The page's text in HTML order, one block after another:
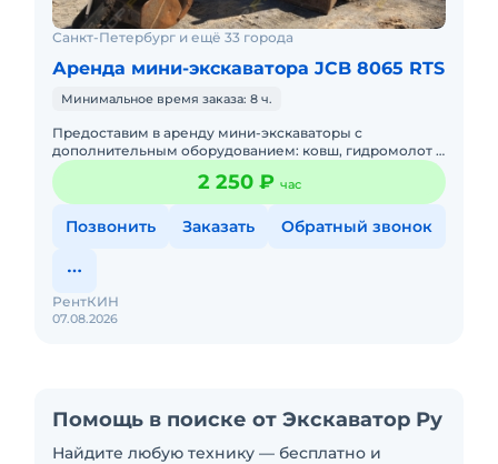
Санкт-Петербург и ещё 33 города
Аренда мини-экскаватора JCB 8065 RTS
Минимальное время заказа: 8 ч.
Предоставим в аренду мини-экскаваторы с
дополнительным оборудованием: ковш, гидромолот и
бур. Минимальный заказ спецтехники - одна смена, 7
часов работы + 1 час
2 250 ₽ час
Позвонить Заказать Обратный звонок
07.08.2026
РентКИН
Помощь в поиске от Экскаватор Ру
Найдите любую технику — бесплатно и